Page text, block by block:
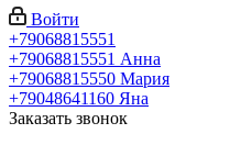
Войти
+79068815551
+79068815551 Анна
+79068815550 Мария
+79048641160 Яна
Заказать звонок